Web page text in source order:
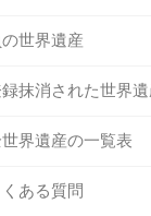
世界遺産
抹消された世界遺
界遺産の一覧表
くある質問